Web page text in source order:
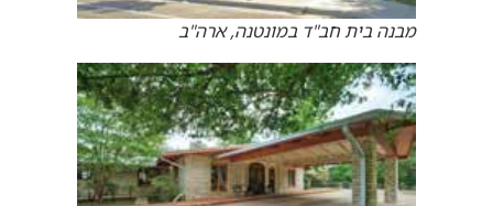
מבנה בית חב"ד במונטנה, ארה"ב